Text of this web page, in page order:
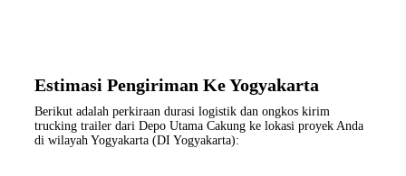
Estimasi Pengiriman Ke Yogyakarta
Berikut adalah perkiraan durasi logistik dan ongkos kirim
trucking trailer dari Depo Utama Cakung ke lokasi proyek Anda
di wilayah Yogyakarta (DI Yogyakarta):